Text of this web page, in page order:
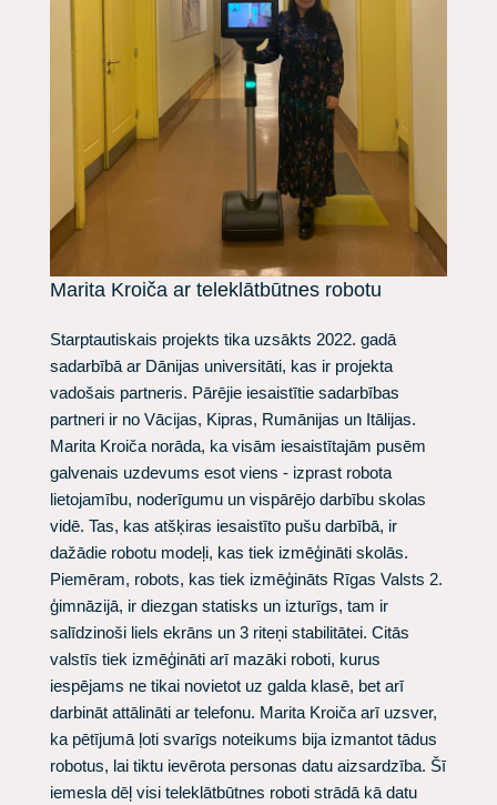
Marita Kroiča ar teleklātbūtnes robotu
Starptautiskais projekts tika uzsākts 2022. gadā
sadarbībā ar Dānijas universitāti, kas ir projekta
vadošais partneris. Pārējie iesaistītie sadarbības
partneri ir no Vācijas, Kipras, Rumānijas un Itālijas.
Marita Kroiča norāda, ka visām iesaistītajām pusēm
galvenais uzdevums esot viens - izprast robota
lietojamību, noderīgumu un vispārējo darbību skolas
vidē. Tas, kas atšķiras iesaistīto pušu darbībā, ir
dažādie robotu modeļi, kas tiek izmēģināti skolās.
Piemēram, robots, kas tiek izmēģināts Rīgas Valsts 2.
ģimnāzijā, ir diezgan statisks un izturīgs, tam ir
salīdzinoši liels ekrāns un 3 riteņi stabilitātei. Citās
valstīs tiek izmēģināti arī mazāki roboti, kurus
iespējams ne tikai novietot uz galda klasē, bet arī
darbināt attālināti ar telefonu. Marita Kroiča arī uzsver,
ka pētījumā ļoti svarīgs noteikums bija izmantot tādus
robotus, lai tiktu ievērota personas datu aizsardzība. Šī
iemesla dēļ visi teleklātbūtnes roboti strādā kā datu